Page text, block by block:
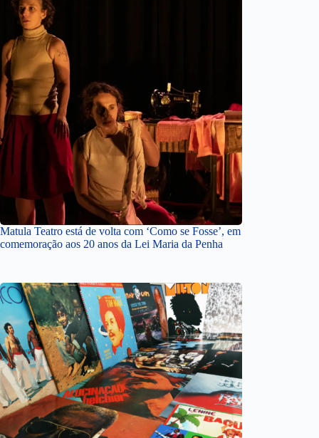
Matula Teatro está de volta com ‘Como se Fosse’, em
comemoração aos 20 anos da Lei Maria da Penha